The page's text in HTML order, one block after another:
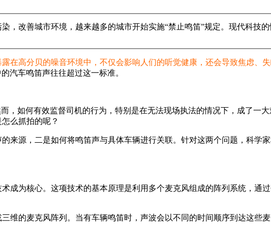
，改善城市环境，越来越多的城市开始实施“禁止鸣笛”规定。现代科技
在高分贝的噪音环境中，不仅会影响人们的听觉健康，还会导致焦虑、失
汽车鸣笛声往往超过这一标准。
，如何有效监督司机的行为，特别是在无法现场执法的情况下，成了一
么抓拍的呢？
来源，二是如何将鸣笛声与具体车辆进行关联。针对这两个问题，科学
成为核心。这项技术的基本原理是利用多个麦克风组成的阵列系统，通
的麦克风阵列。当有车辆鸣笛时，声波会以不同的时间顺序到达这些麦